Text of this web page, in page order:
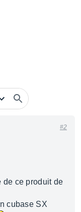
#2
de ce produit de
cubase SX